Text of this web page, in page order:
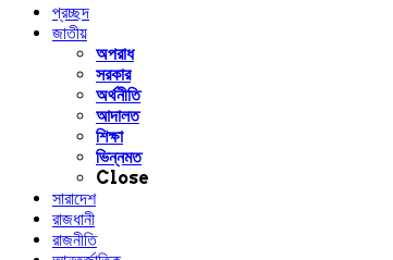
প্রচ্ছদ
জাতীয়
অপরাধ
সরকার
অর্থনীতি
আদালত
শিক্ষা
ভিন্নমত
Close
সারাদেশ
রাজধানী
রাজনীতি